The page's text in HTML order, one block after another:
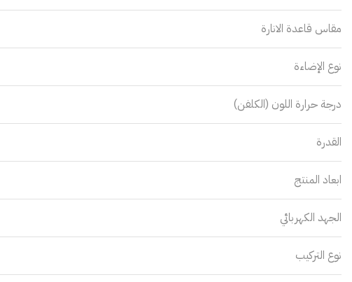
مقاس قاعدة الانارة
نوع الإضاءة
درجة حرارة اللون (الكلفن)
القدرة
ابعاد المنتج
الجهد الكهربائي
نوع التركيب